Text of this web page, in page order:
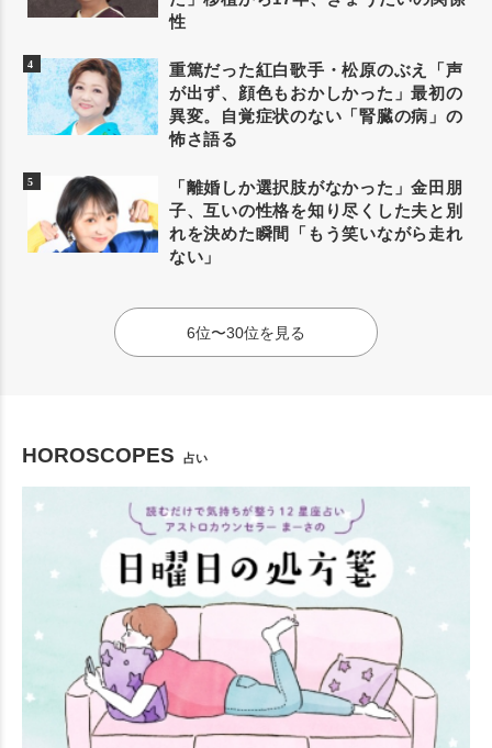
性
重篤だった紅白歌手・松原のぶえ「声
が出ず、顔色もおかしかった」最初の
異変。自覚症状のない「腎臓の病」の
怖さ語る
「離婚しか選択肢がなかった」金田朋
子、互いの性格を知り尽くした夫と別
れを決めた瞬間「もう笑いながら走れ
ない」
6位〜30位を見る
HOROSCOPES 占い